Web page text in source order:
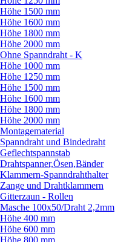
Höhe 1500 mm
Höhe 1600 mm
Höhe 1800 mm
Höhe 2000 mm
Ohne Spanndraht - K
Höhe 1000 mm
Höhe 1250 mm
Höhe 1500 mm
Höhe 1600 mm
Höhe 1800 mm
Höhe 2000 mm
Montagematerial
Spanndraht und Bindedraht
Geflechtspannstab
Drahtspanner,Ösen,Bänder
Klammern-Spanndrahthalter
Zange und Drahtklammern
Gitterzaun - Rollen
Masche 100x50/Draht 2,2mm
Höhe 400 mm
Höhe 600 mm
Höhe 800 mm